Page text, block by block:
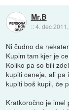
Mr.B
::4. dec
Ni čudno da
Kupim tam kjer je
Koliko pa so bili
kupiti ceneje, ali pa
kupiti boš kupil, če
Kratkoročno je imel